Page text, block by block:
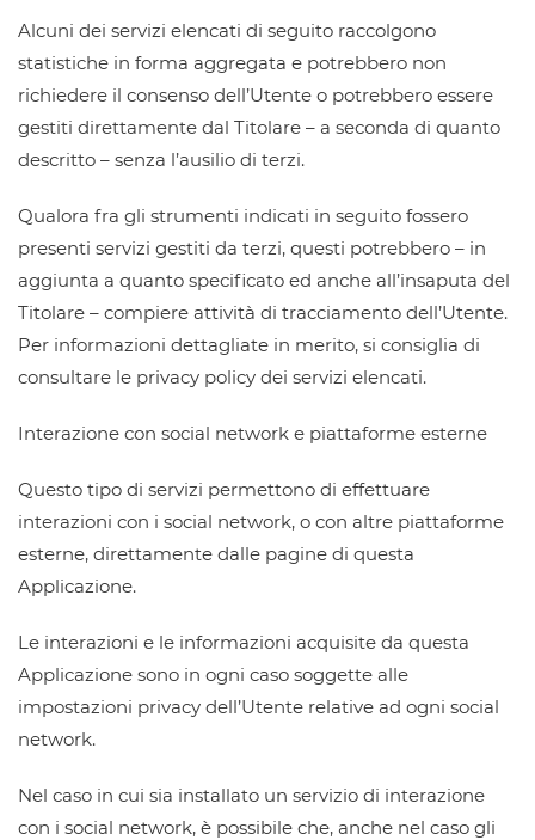
Alcuni dei servizi elencati di seguito raccolgono
statistiche in forma aggregata e potrebbero non
richiedere il consenso dell’Utente o potrebbero essere
gestiti direttamente dal Titolare – a seconda di quanto
descritto – senza l’ausilio di terzi.
Qualora fra gli strumenti indicati in seguito fossero
presenti servizi gestiti da terzi, questi potrebbero – in
aggiunta a quanto specificato ed anche all’insaputa del
Titolare – compiere attività di tracciamento dell’Utente.
Per informazioni dettagliate in merito, si consiglia di
consultare le privacy policy dei servizi elencati.
Interazione con social network e piattaforme esterne
Questo tipo di servizi permettono di effettuare
interazioni con i social network, o con altre piattaforme
esterne, direttamente dalle pagine di questa
Applicazione.
Le interazioni e le informazioni acquisite da questa
Applicazione sono in ogni caso soggette alle
impostazioni privacy dell’Utente relative ad ogni social
network.
Nel caso in cui sia installato un servizio di interazione
con i social network, è possibile che, anche nel caso gli